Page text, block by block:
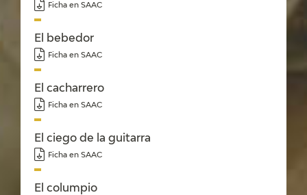
Ficha en SAAC
El bebedor
Ficha en SAAC
El cacharrero
Ficha en SAAC
El ciego de la guitarra
Ficha en SAAC
El columpio